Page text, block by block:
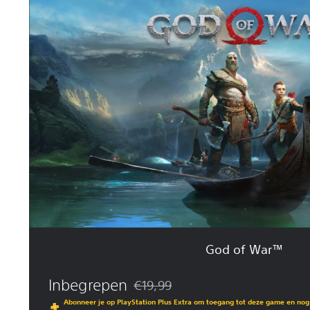
o
d
o
W
a
™
God of War™
Inbegrepen Korting ten opzichte van de
€19,99
Abonneer je op PlayStation Plus Extra om toegang tot deze game en